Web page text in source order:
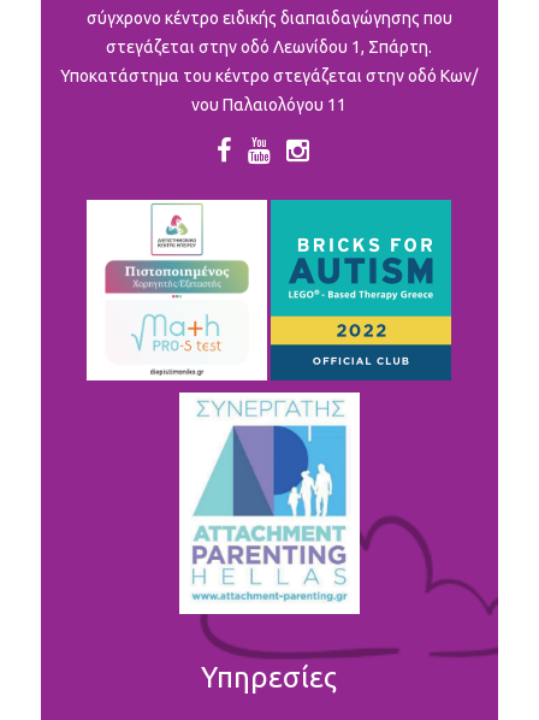
σύγχρονο κέντρο ειδικής διαπαιδαγώγησης που
στεγάζεται στην οδό Λεωνίδου 1, Σπάρτη.
Υποκατάστημα του κέντρο στεγάζεται στην οδό Κων/
νου Παλαιολόγου 11
Υπηρεσίες